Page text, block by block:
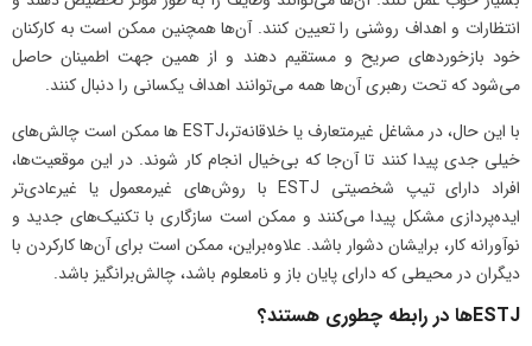
انتظارات و اهداف روشنی را تعیین کنند. آن‌ها همچنین ممکن است به کارکنان
خود بازخوردهای صریح و مستقیم دهند و از همین جهت اطمینان حاصل
می‌شود که تحت رهبری آن‌ها همه می‌توانند اهداف یکسانی را دنبال ‌کنند.
با این حال، در مشاغل غیرمتعارف یا خلاقانه‌تر،ESTJ ها ممکن است چالش‌های
خیلی جدی پیدا کنند تا آن‌جا که بی‌خیال انجام کار شوند. در این موقعیت‌ها،
افراد دارای تیپ شخصیتی ESTJ با روش‌های غیرمعمول یا غیرعادی‌تر
ایده‌پردازی مشکل پیدا می‌کنند و ممکن است سازگاری با تکنیک‌های جدید و
نوآورانه کار، برایشان دشوار باشد. علاوه‌بر‌این، ممکن است برای آن‌ها کار‌کردن با
دیگران در محیطی که دارای پایان باز و نامعلوم باشد، چالش‌برانگیز باشد.
ESTJها در رابطه چطوری هستند؟